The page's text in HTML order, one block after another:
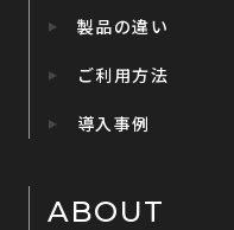
製品の違い
ご利用方法
導入事例
ABOUT